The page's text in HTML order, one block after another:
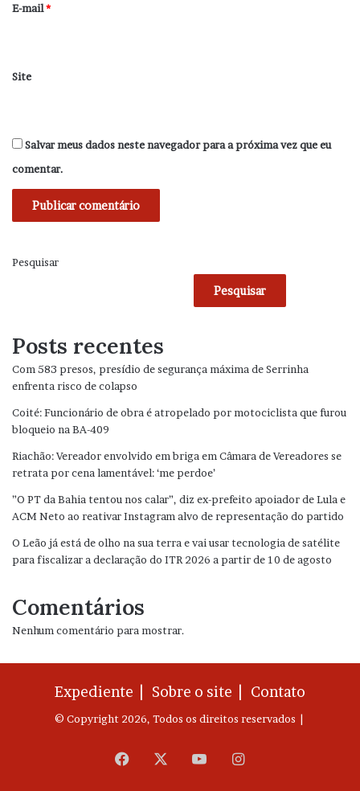
*
E-mail*
Site
Salvar meus dados neste navegador para a próxima vez que eu
comentar.
Pesquisar
Pesquisar
Posts recentes
Com 583 presos, presídio de segurança máxima de Serrinha
enfrenta risco de colapso
Coité: Funcionário de obra é atropelado por motociclista que furou
bloqueio na BA-409
Riachão: Vereador envolvido em briga em Câmara de Vereadores se
retrata por cena lamentável: ‘me perdoe’
”O PT da Bahia tentou nos calar”, diz ex-prefeito apoiador de Lula e
ACM Neto ao reativar Instagram alvo de representação do partido
O Leão já está de olho na sua terra e vai usar tecnologia de satélite
para fiscalizar a declaração do ITR 2026 a partir de 10 de agosto
Comentários
Nenhum comentário para mostrar.
Expediente | Sobre o site | Contato
© Copyright 2026, Todos os direitos reservados |
Facebook YouTubeInstagram